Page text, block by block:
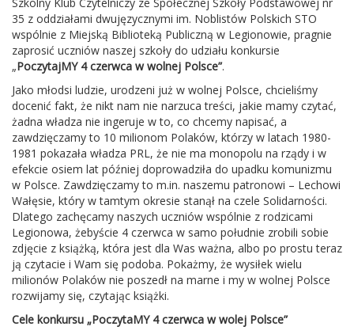
35 z oddziałami dwujęzycznymi im. Noblistów Polskich STO
wspólnie z Miejską Biblioteką Publiczną w Legionowie, pragnie
zaprosić uczniów naszej szkoły do udziału konkursie
„PoczytajMY 4 czerwca w wolnej Polsce”.
Jako młodsi ludzie, urodzeni już w wolnej Polsce, chcieliśmy
docenić fakt, że nikt nam nie narzuca treści, jakie mamy czytać,
żadna władza nie ingeruje w to, co chcemy napisać, a
zawdzięczamy to 10 milionom Polaków, którzy w latach 1980-
1981 pokazała władza PRL, że nie ma monopolu na rządy i w
efekcie osiem lat później doprowadziła do upadku komunizmu
w Polsce. Zawdzięczamy to m.in. naszemu patronowi – Lechowi
Wałęsie, który w tamtym okresie stanął na czele Solidarności.
Dlatego zachęcamy naszych uczniów wspólnie z rodzicami
Legionowa, żebyście 4 czerwca w samo południe zrobili sobie
zdjęcie z książką, która jest dla Was ważna, albo po prostu teraz
ją czytacie i Wam się podoba. Pokażmy, że wysiłek wielu
milionów Polaków nie poszedł na marne i my w wolnej Polsce
rozwijamy się, czytając książki.
Cele konkursu „PoczytaMY 4 czerwca w wolej Polsce”